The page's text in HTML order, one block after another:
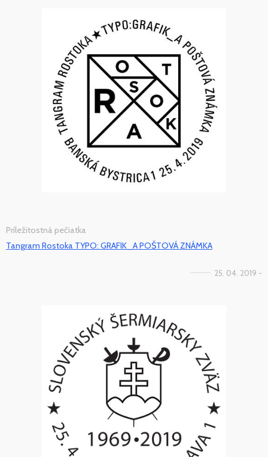
Príležitostná pečiatka
Tangram Rostoka TYPO: GRAFIK_A POŠTOVÁ ZNÁMKA
25. 04. 2019 -